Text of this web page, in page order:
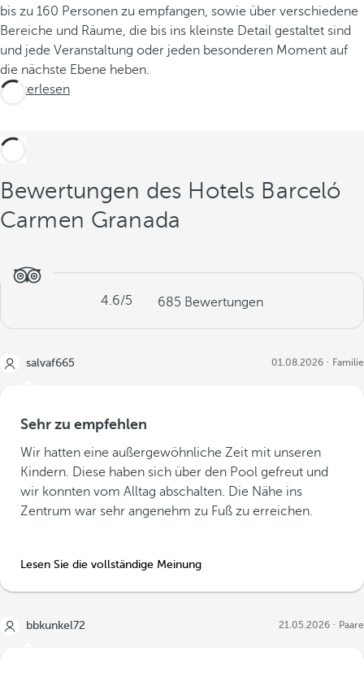
bis zu 160 Personen zu empfangen, sowie über verschiedene
Bereiche und Räume, die bis ins kleinste Detail gestaltet sind
und jede Veranstaltung oder jeden besonderen Moment auf
die nächste Ebene heben.
Weiterlesen
Bewertungen des Hotels Barceló
Carmen Granada
4.6/5 685 Bewertungen
salvaf665 01.08.2026 Familie
Sehr zu empfehlen
Wir hatten eine außergewöhnliche Zeit mit unseren
Kindern. Diese haben sich über den Pool gefreut und
wir konnten vom Alltag abschalten. Die Nähe ins
Zentrum war sehr angenehm zu Fuß zu erreichen.
Lesen Sie die vollständige Meinung
bbkunkel72 21.05.2026 Paare